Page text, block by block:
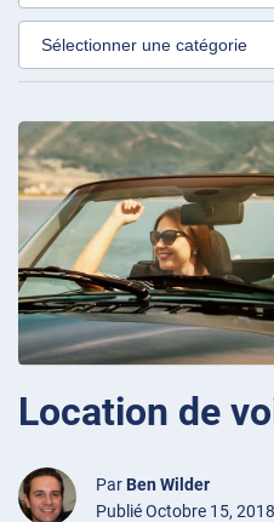
Location de
Par Ben Wilder
Publié Octobre 15,